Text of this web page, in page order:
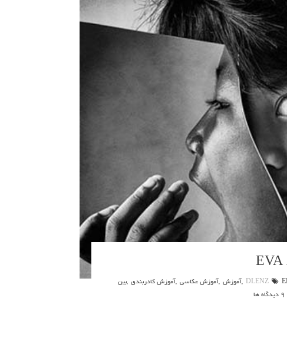
DLENZ
,آموزش ,آموزش عکاسی ,آموزش کادربندی ,بین
9 دیدگاه ها